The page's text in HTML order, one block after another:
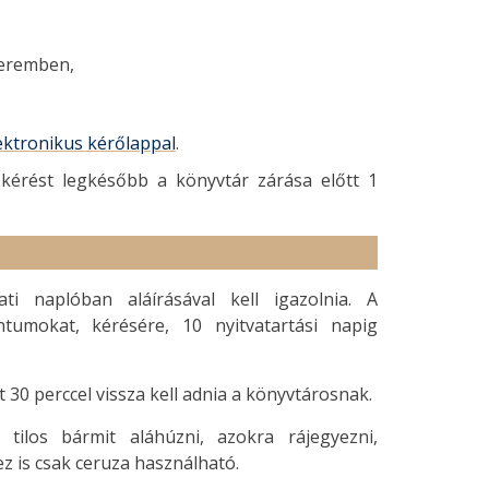
kérőlappal.
legkésőbb a könyvtár zárása előtt 1
naplóban aláírásával kell igazolnia. A
kérésére, 10 nyitvatartási napig
perccel vissza kell adnia a könyvtárosnak.
tilos bármit aláhúzni, azokra rájegyezni,
is csak ceruza használható.